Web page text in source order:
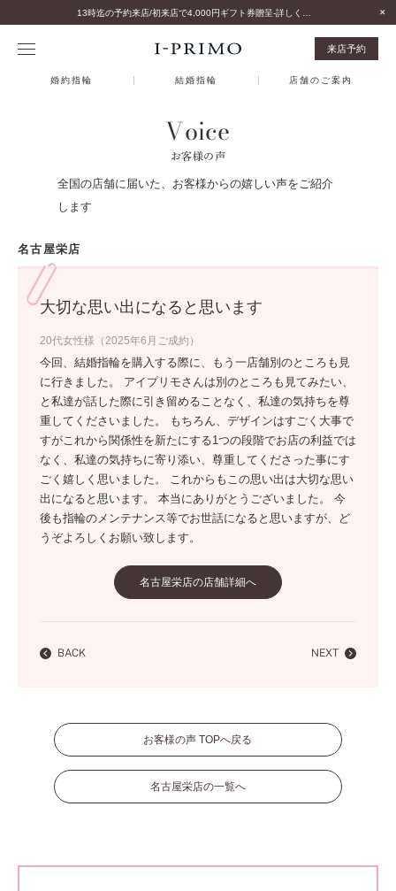
来店予約
婚約指輪 結婚指輪 店舗のご案内
Voice
お客様の声
全国の店舗に届いた、お客様からの嬉しい声をご紹介
します
名古屋栄店
大切な思い出になると思います
20代女性様（2025年6月ご成約）
今回、結婚指輪を購入する際に、もう一店舗別のところも見
に行きました。 アイプリモさんは別のところも見てみたい、
と私達が話した際に引き留めることなく、私達の気持ちを尊
重してくださいました。 もちろん、デザインはすごく大事で
すがこれから関係性を新たにする1つの段階でお店の利益では
なく、私達の気持ちに寄り添い、尊重してくださった事にす
ごく嬉しく思いました。 これからもこの思い出は大切な思い
出になると思います。 本当にありがとうございました。 今
後も指輪のメンテナンス等でお世話になると思いますが、ど
うぞよろしくお願い致します。
名古屋栄店の店舗詳細へ
BACK NEXT
お客様の声 TOPへ戻る
名古屋栄店の一覧へ